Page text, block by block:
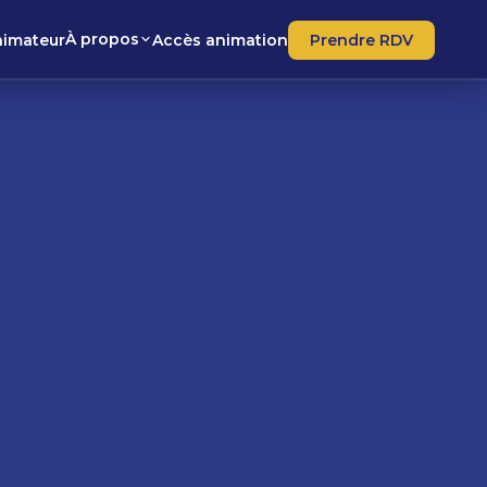
À propos Accès animation Prendre RDV